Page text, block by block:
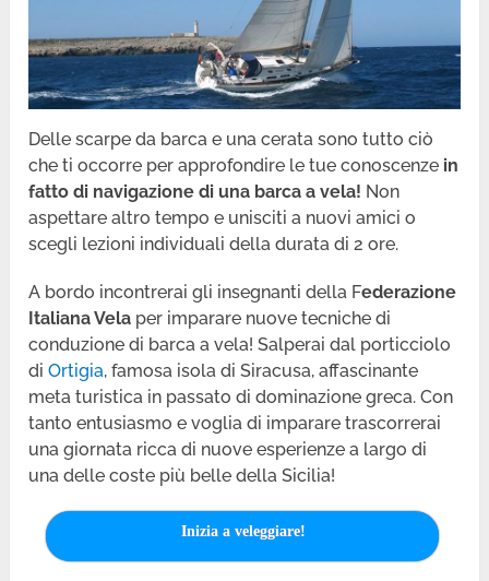
Delle scarpe da barca e una cerata sono tutto ciò
che ti occorre per approfondire le tue conoscenze in
fatto di navigazione di una barca a vela! Non
aspettare altro tempo e unisciti a nuovi amici o
scegli lezioni individuali della durata di 2 ore.
A bordo incontrerai gli insegnanti della Federazione
Italiana Vela per imparare nuove tecniche di
conduzione di barca a vela! Salperai dal porticciolo
diOrtigia, famosa isola di Siracusa, affascinante
meta turistica in passato di dominazione greca. Con
tanto entusiasmo e voglia di imparare trascorrerai
una giornata ricca di nuove esperienze a largo di
una delle coste più belle della Sicilia!
Inizia a veleggiare!